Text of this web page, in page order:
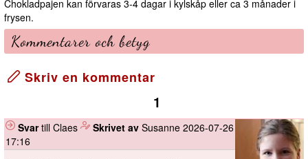
Chokladpajen kan förvaras 3-4 dagar i kylskåp eller ca 3 månader i
frysen.
Kommentarer och betyg
Skriv en kommentar
1
Svartill Claes Skrivet av Susanne 2026-07-26
17:16